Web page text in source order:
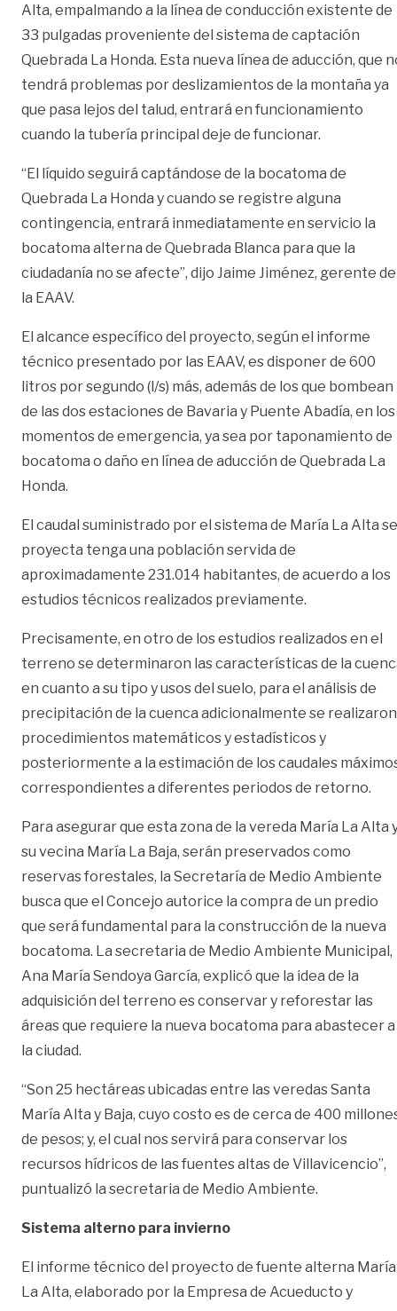
Alta, empalmando a la línea de conducción existente de
33 pulgadas proveniente del sistema de captación
Quebrada La Honda. Esta nueva línea de aducción, que
tendrá problemas por deslizamientos de la montaña ya
que pasa lejos del talud, entrará en funcionamiento
cuando la tubería principal deje de funcionar.
“El líquido seguirá captándose de la bocatoma de
Quebrada La Honda y cuando se registre alguna
contingencia, entrará inmediatamente en servicio la
bocatoma alterna de Quebrada Blanca para que la
ciudadanía no se afecte”, dijo Jaime Jiménez, gerente de
la EAAV.
El alcance específico del proyecto, según el informe
técnico presentado por las EAAV, es disponer de 600
litros por segundo (l/s) más, además de los que bombean
de las dos estaciones de Bavaria y Puente Abadía, en los
momentos de emergencia, ya sea por taponamiento de
bocatoma o daño en línea de aducción de Quebrada La
Honda.
El caudal suministrado por el sistema de María La Alta se
proyecta tenga una población servida de
aproximadamente 231.014 habitantes, de acuerdo a los
estudios técnicos realizados previamente.
Precisamente, en otro de los estudios realizados en el
terreno se determinaron las características de la
en cuanto a su tipo y usos del suelo, para el análisis de
precipitación de la cuenca adicionalmente se realizaron
procedimientos matemáticos y estadísticos y
posteriormente a la estimación de los caudales
correspondientes a diferentes periodos de retorno.
Para asegurar que esta zona de la vereda María La Alta
su vecina María La Baja, serán preservados como
reservas forestales, la Secretaría de Medio Ambiente
busca que el Concejo autorice la compra de un predio
que será fundamental para la construcción de la nueva
bocatoma. La secretaria de Medio Ambiente Municipal,
Ana María Sendoya García, explicó que la idea de la
adquisición del terreno es conservar y reforestar las
áreas que requiere la nueva bocatoma para abastecer a
la ciudad.
“Son 25 hectáreas ubicadas entre las veredas Santa
María Alta y Baja, cuyo costo es de cerca de 400
de pesos; y, el cual nos servirá para conservar los
recursos hídricos de las fuentes altas de Villavicencio”,
puntualizó la secretaria de Medio Ambiente.
Sistema alterno para invierno
El informe técnico del proyecto de fuente alterna María
La Alta, elaborado por la Empresa de Acueducto y